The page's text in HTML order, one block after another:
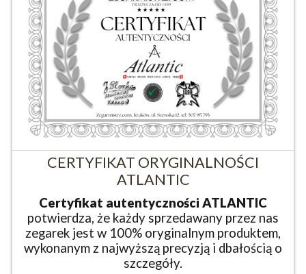
CERTYFIKAT ORYGINALNOŚCI
ATLANTIC
Certyfikat autentyczności ATLANTIC
potwierdza, że każdy sprzedawany przez nas
zegarek jest w 100% oryginalnym produktem,
wykonanym z najwyższą precyzją i dbałością o
szczegóły.